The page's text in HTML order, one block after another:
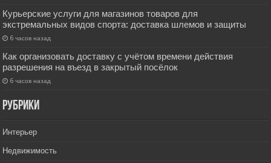
Курьерские услуги для магазинов товаров для
экстремальных видов спорта: доставка шлемов и защиты
6 часов назад
Как организовать доставку с учётом времени действия
разрешения на въезд в закрытый посёлок
6 часов назад
РУбрики
Интерьер
Недвижимость